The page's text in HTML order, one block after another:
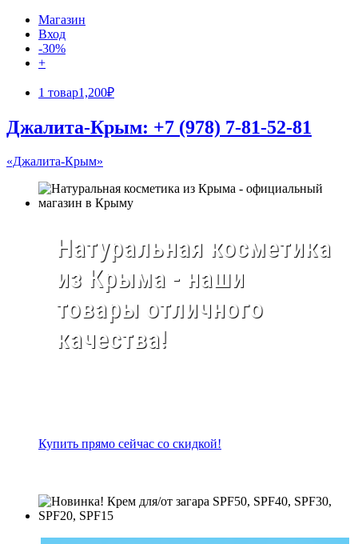
Магазин
Вход
-30%
+
1 товар1,200₽
Джалита-Крым: +7 (978) 7-81-52-81
«Джалита-Крым»
Натуральная косметика
из Крыма - наши
товары отличного
качества!
Купить прямо сейчас со скидкой!